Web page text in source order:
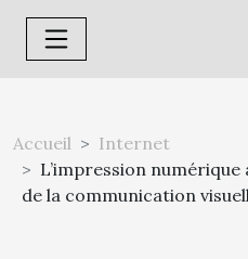
Accueil
Internet
L’impression
de la communication